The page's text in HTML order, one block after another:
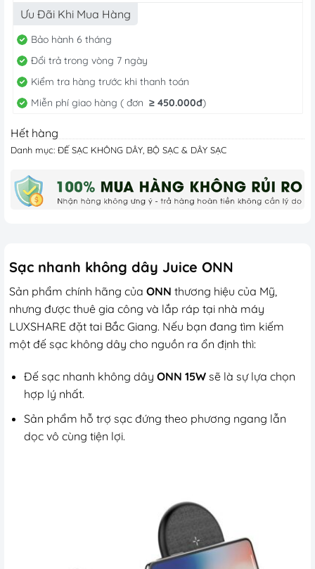
Ưu Đãi Khi Mua Hàng
Bảo hành 6 tháng
Đổi trả trong vòng 7 ngày
Kiểm tra hàng trước khi thanh toán
Miễn phí giao hàng ( đơn ≥ 450.000đ)
Hết hàng
Danh mục: ĐẾ SẠC KHÔNG DÂY, BỘ SẠC & DÂY SẠC
Sạc nhanh không dây Juice ONN
Sản phẩm chính hãng của ONN thương hiệu của Mỹ,
nhưng được thuê gia công và lắp ráp tại nhà máy
LUXSHARE đặt tai Bắc Giang. Nếu bạn đang tìm kiếm
một đế sạc không dây cho nguồn ra ổn định thì:
Đế sạc nhanh không dây ONN 15Wsẽ là sự lựa chọn
hợp lý nhất.
Sản phẩm hỗ trợ sạc đứng theo phương ngang lẫn
dọc vô cùng tiện lợi.